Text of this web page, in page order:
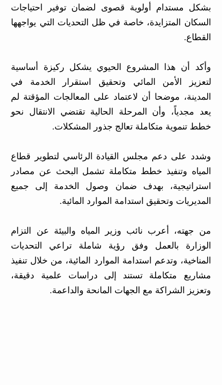
بشكل مستدام أولوية قصوى لضمان توفير احتياجات
السكان المتزايدة، خاصة في ظل التحديات التي يواجهها
القطاع.
وأكد أن هذا المشروع الحيوي يشكل ركيزة أساسية
لتعزيز الأمن المائي وتحقيق استقرار الخدمة في
المدينة، موضحا أن لاعتماد على المعالجات المؤقتة لم
يعد مجدياً، وأن المرحلة الحالية تقتضي الانتقال نحو
خطط تنموية متكاملة تعالج جذور المشكلات.
وشدد على دعم مجلس القيادة الرئاسي لتطوير قطاع
المياه وتنفيذ خطط متكاملة تشمل البحث عن مصادر
استراتيجية، بهدف ضمان وصول الخدمة إلى جميع
المديريات وتحقيق استدامة الموارد المائية.
من جهته، أعرب نائب وزير المياه والبيئة عن التزام
الوزارة بالعمل وفق رؤية شاملة تراعي التحديات
المناخية، وتدعم استدامة الموارد المائية، من خلال تنفيذ
مشاريع متكاملة تستند إلى دراسات علمية دقيقة،
وتعزيز الشراكة مع الجهات المانحة والداعمة.